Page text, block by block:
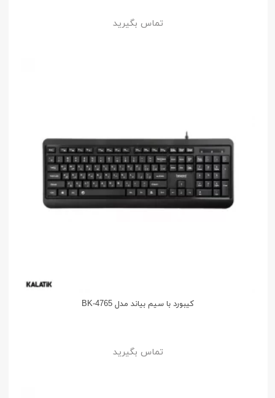
تماس بگیرید
کیبورد با سیم بیاند مدل BK-4765
تماس بگیرید